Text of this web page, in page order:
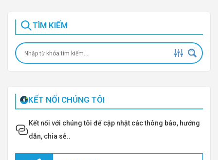
TÌM KIẾM
KẾT NỐI CHÚNG TÔI
Kết nối với chúng tôi để cập nhật các thông báo, hướng
dẫn, chia sẻ..